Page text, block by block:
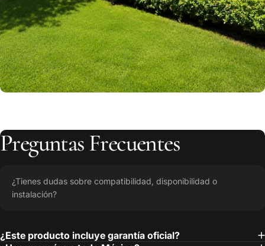
PreguntasFrecuentes
¿Tienes dudas sobre compatibilidad, disponibilidad o
instalación?
¿Este producto incluye garantía oficial?